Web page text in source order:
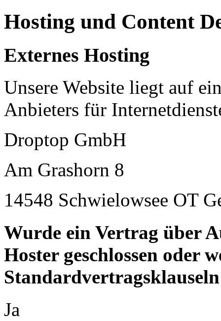
Hosting und Content
Externes Hosting
Unsere Website liegt auf
Anbieters für
Droptop GmbH
Am Grashorn 8
14548 Schwielowsee OT
Wurde ein Vertrag über
Hoster geschlossen oder
Ja